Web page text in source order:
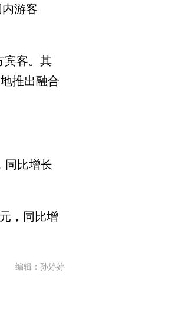
游客
客。其
推出融合
同比增长
，同比增
编辑：孙婷婷